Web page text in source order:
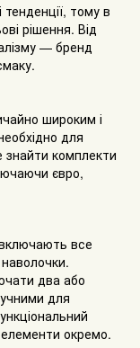
тому в
рішення. Від
— бренд
широким і
для
комплекти
євро,
все
два або
для
окремо.